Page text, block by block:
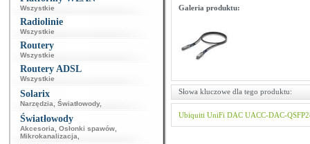
Wszystkie
Radiolinie
Wszystkie
Routery
Wszystkie
Routery ADSL
Wszystkie
Solarix
Narzędzia Światłowody,
Światłowody
Akcesoria Osłonki spawów
Mikrokanalizacja
Galeria produktu:
Słowa kluczowe dla tego produktu:
Ubiquiti UniFi DAC UACC-DAC-